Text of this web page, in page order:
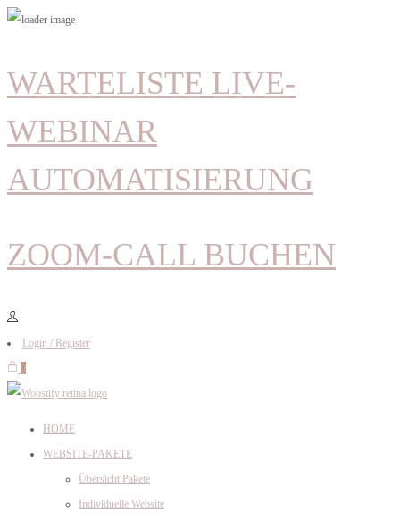
WARTELISTE LIVE-
WEBINAR
AUTOMATISIERUNG
ZOOM-CALL BUCHEN
Login / Register
0
HOME
WEBSITE-PAKETE
Übersicht Pakete
Individuelle Website